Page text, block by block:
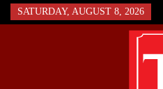
SATURDAY, AUGUST 8, 2026